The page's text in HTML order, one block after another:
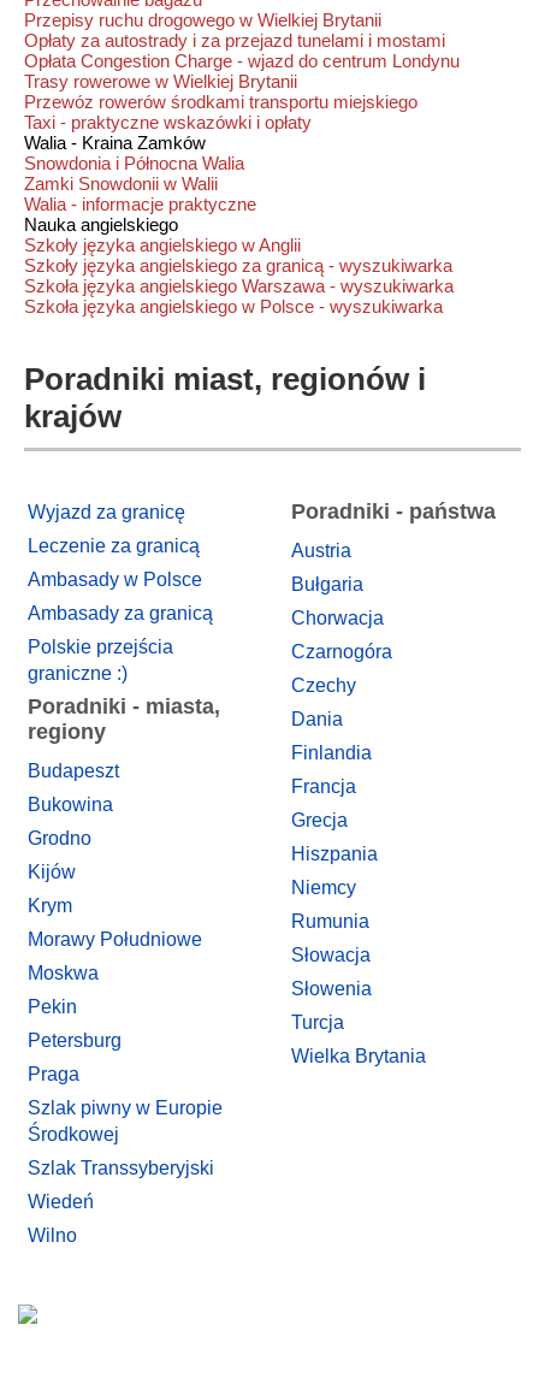
Przepisy ruchu drogowego w Wielkiej Brytanii
Opłaty za autostrady i za przejazd tunelami i mostami
Opłata Congestion Charge - wjazd do centrum Londynu
Trasy rowerowe w Wielkiej Brytanii
Przewóz rowerów środkami transportu miejskiego
Taxi - praktyczne wskazówki i opłaty
Walia - Kraina Zamków
Snowdonia i Północna Walia
Zamki Snowdonii w Walii
Walia - informacje praktyczne
Nauka angielskiego
Szkoły języka angielskiego w Anglii
Szkoły języka angielskiego za granicą - wyszukiwarka
Szkoła języka angielskiego Warszawa - wyszukiwarka
Szkoła języka angielskiego w Polsce - wyszukiwarka
Poradniki miast, regionów i
krajów
Wyjazd za granicę
Leczenie za granicą
Ambasady w Polsce
Ambasady za granicą
Polskie przejścia
graniczne :)
Poradniki - miasta,
regiony
Budapeszt
Bukowina
Grodno
Kijów
Krym
Morawy Południowe
Moskwa
Pekin
Petersburg
Praga
Szlak piwny w Europie
Środkowej
Szlak Transsyberyjski
Wiedeń
Wilno
Poradniki - państwa
Austria
Bułgaria
Chorwacja
Czarnogóra
Czechy
Dania
Finlandia
Francja
Grecja
Hiszpania
Niemcy
Rumunia
Słowacja
Słowenia
Turcja
Wielka Brytania